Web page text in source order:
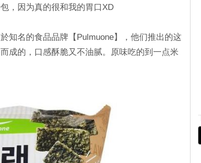
，因为真的很和我的胃口XD
知名的食品品牌【Pulmuone】，他们推出的这
成的，口感酥脆又不油腻。原味吃的到一点米